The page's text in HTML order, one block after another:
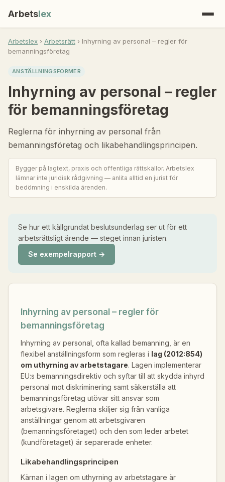
Arbetslex
Arbetslex › Arbetsrätt › Inhyrning av personal – regler för
bemanningsföretag
ANSTÄLLNINGSFORMER
Inhyrning av personal – regler
för bemanningsföretag
Reglerna för inhyrning av personal från
bemanningsföretag och likabehandlingsprincipen.
Bygger på lagtext, praxis och offentliga rättskällor. Arbetslex
lämnar inte juridisk rådgivning — anlita alltid en jurist för
bedömning i enskilda ärenden.
Se hur ett källgrundat beslutsunderlag ser ut för ett
arbetsrättsligt ärende — steget innan juristen.
Se exempelrapport →
Inhyrning av personal – regler för
bemanningsföretag
Inhyrning av personal, ofta kallad bemanning, är en
flexibel anställningsform som regleras i lag (2012:854)
om uthyrning av arbetstagare. Lagen implementerar
EU:s bemanningsdirektiv och syftar till att skydda inhyrd
personal mot diskriminering samt säkerställa att
bemanningsföretag utövar sitt ansvar som
arbetsgivare. Reglerna skiljer sig från vanliga
anställningar genom att arbetsgivaren
(bemanningsföretaget) och den som leder arbetet
(kundföretaget) är separerade enheter.
Likabehandlingsprincipen
Kärnan i lagen om uthyrning av arbetstagare är